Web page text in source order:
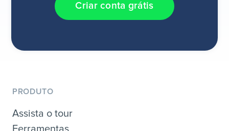
Criar conta grátis
PRODUTO
Assista o tour
Ferramentas